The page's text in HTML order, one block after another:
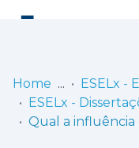
Communities
Home